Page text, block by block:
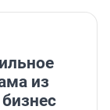
из